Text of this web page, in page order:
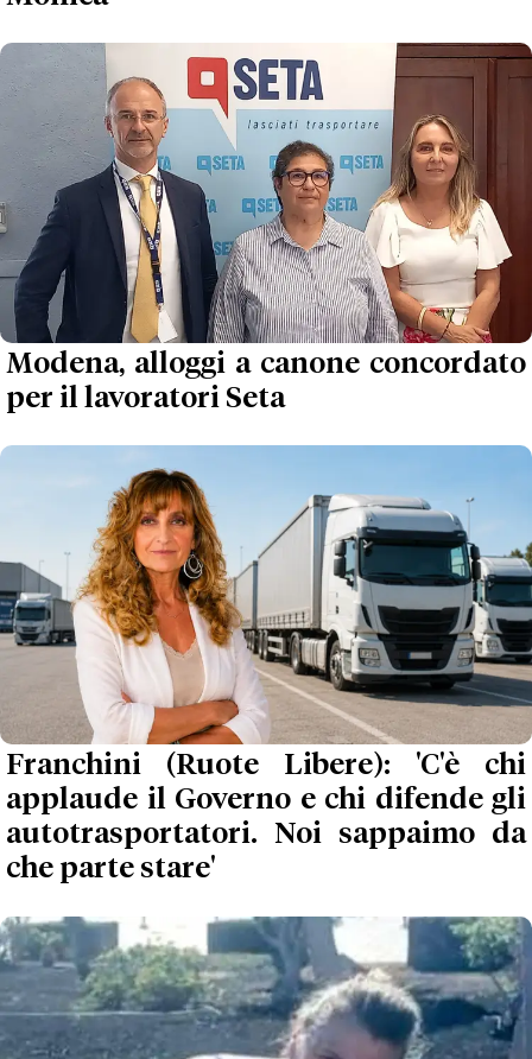
Modena, alloggi a canone concordato
per il lavoratori Seta
Franchini (Ruote Libere): 'C'è chi
applaude il Governo e chi difende gli
autotrasportatori. Noi sappaimo da
che parte stare'